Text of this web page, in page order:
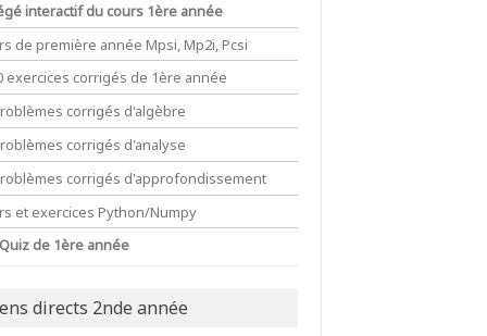
\arccos\dfrac1a}
interactif du cours 1ère année
de première année Mpsi, Mp2i, Pcsi
exercices corrigés de 1ère année
corrigés d'algèbre
corrigés d'analyse
corrigés d'approfondissement
et exercices Python/Numpy
de 1ère année
directs 2nde année